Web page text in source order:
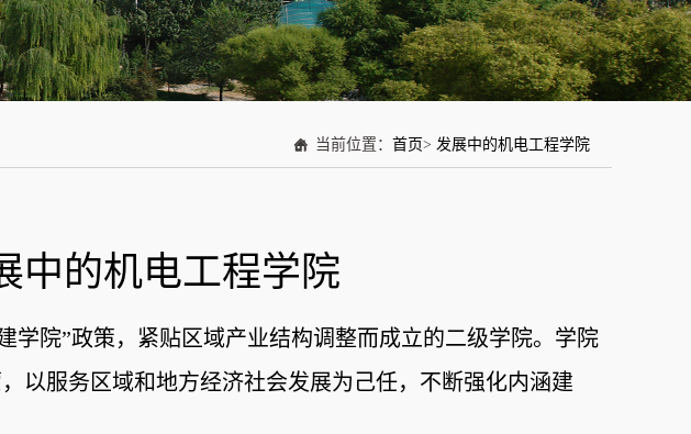
当前位置： 首页> 发展中的机电工程学院
中的机电工程学院
学院”政策， 紧贴区域产业结构调整而成立的二级学院。学院
，以服务区域和地方经济社会发展为己任，不断强化内涵建